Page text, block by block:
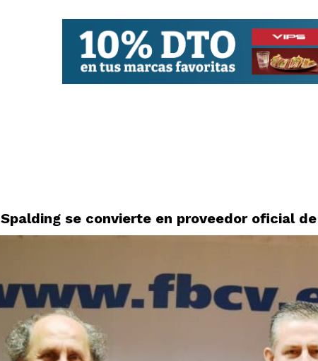
Spalding se convierte en proveedor oficial de